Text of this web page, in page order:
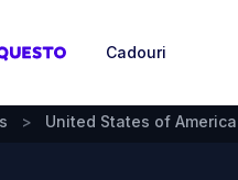
Cadouri
> United States of America